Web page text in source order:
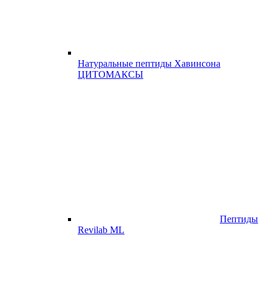
Натуральные пептиды Хавинсона
ЦИТОМАКСЫ
Пептиды
Revilab ML